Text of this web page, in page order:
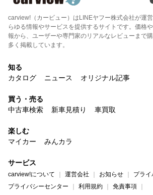
carview!（カービュー）はLINEヤフー株式会社が運
らゆる情報やサービスを提供するサイトです。価格
報から、ユーザーや専門家のリアルなレビューまで
多く掲載しています。
知る
カタログ
ニュース オリジナル記事
買う・売る
中古車検索
新車見積り 車買取
楽しむ
マイカー
みんカラ
サービス
carview!について 運営会社 お知らせ
プラ
プライバシーセンター
利用規約
免責事項